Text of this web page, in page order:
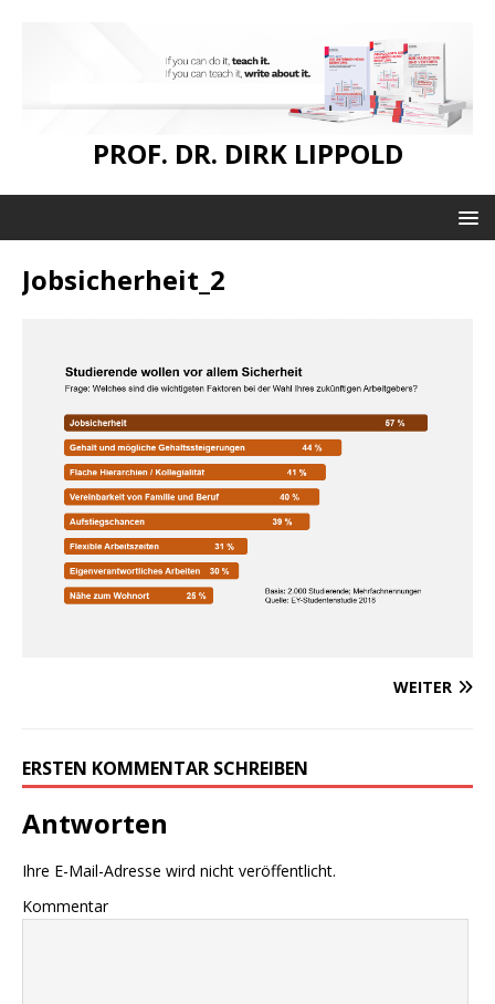
PROF. DR. DIRK LIPPOLD
Jobsicherheit_2
WEITER
ERSTEN KOMMENTAR SCHREIBEN
Antworten
Ihre E-Mail-Adresse wird nicht veröffentlicht.
Kommentar